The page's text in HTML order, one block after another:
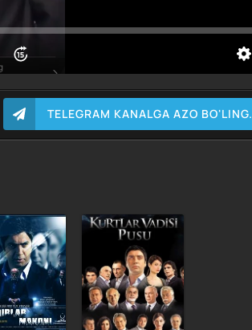
TELEGRAM KANALGA AZO BO'LING.